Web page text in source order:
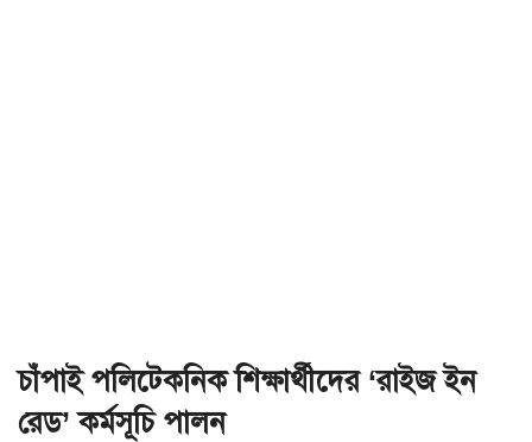
চাঁপাই পলিটেকনিক শিক্ষার্থীদের ‘রাইজ ইন
রেড’ কর্মসূচি পালন